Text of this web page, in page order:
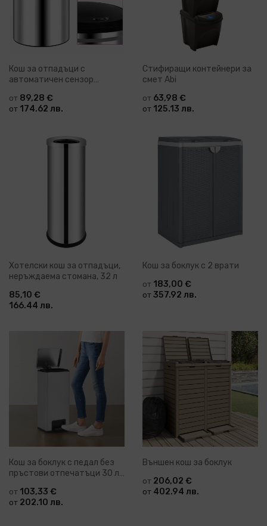
Кош за отпадъци с
автоматичен сензор
от 89,28 €
от 174.62 лв.
Стифиращи контейнери за
смет Abi
от 63,98 €
от 125.13 лв.
Хотелски кош за отпадъци,
неръждаема стомана, 32 л
85,10 €
166.44 лв.
Кош за боклук с 2 врати
от 183,00 €
от 357.92 лв.
Кош за боклук с педал без
пръстови отпечатъци 30 л
от 103,33 €
от 202.10 лв.
Външен кош за боклук
от 206,02 €
от 402.94 лв.